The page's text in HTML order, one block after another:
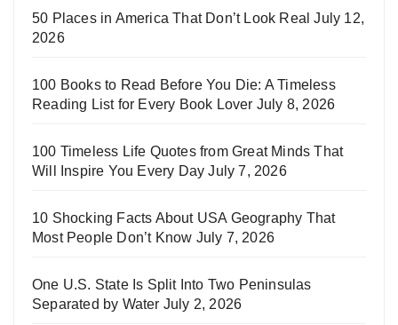
50 Places in America That Don’t Look Real July 12,
2026
100 Books to Read Before You Die: A Timeless
Reading List for Every Book Lover July 8, 2026
100 Timeless Life Quotes from Great Minds That
Will Inspire You Every Day July 7, 2026
10 Shocking Facts About USA Geography That
Most People Don’t Know July 7, 2026
One U.S. State Is Split Into Two Peninsulas
Separated by Water July 2, 2026